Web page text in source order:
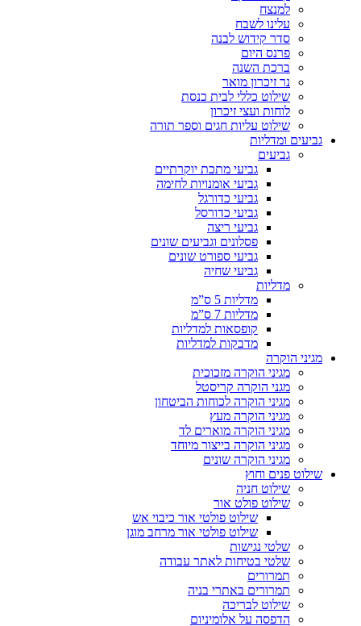
למנצח
עלינו לשבח
סדר קידוש לבנה
פרנס היום
ברכת השנה
נר זיכרון מואר
שילוט כללי לבית כנסת
לוחות ועצי זיכרון
שילוט עליות חגים וספר תורה
גביעים ומדליות
גביעים
גביעי מתכת יוקרתיים
גביעי אומנויות לחימה
גביעי כדורגל
גביעי כדורסל
גביעי ריצה
פסלונים וגביעים שונים
גביעי ספורט שונים
גביעי שחיה
מדליות
מדליות 5 ס”מ
מדליות 7 ס”מ
קופסאות למדליות
מדבקות למדליות
מגיני הוקרה
מגיני הוקרה מזכוכית
מגני הוקרה קריסטל
מגיני הוקרה לכוחות הביטחון
מגיני הוקרה מעץ
מגיני הוקרה מוארים לד
מגיני הוקרה בייצור מיוחד
מגיני הוקרה שונים
שילוט פנים וחוץ
שילוט חניה
שילוט פולט אור
שילוט פולטי אור כיבוי אש
שילוט פולטי אור מרחב מוגן
שלטי נגישות
שלטי בטיחות לאתר עבודה
תמרורים
תמרורים באתרי בניה
שילוט לבריכה
הדפסה על אלומיניום